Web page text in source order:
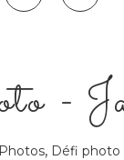
-
Photos, Défi photo